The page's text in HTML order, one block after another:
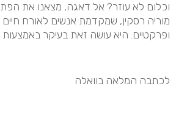
וכלום לא עוזר? אל דאגה, מצאנו את
מוריה רסקין, שמקדמת אנשים לאורח
ופרקטיים. היא עושה זאת בעיקר
לכתבה המלאה בוואלה